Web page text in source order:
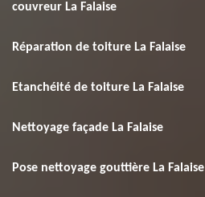
couvreur La Falaise
Réparation de toiture La Falaise
Etanchéité de toiture La Falaise
Nettoyage façade La Falaise
Pose nettoyage gouttière La Falaise